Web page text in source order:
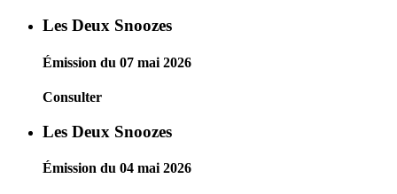
Les Deux Snoozes
Émission du 07 mai 2026
Consulter
Les Deux Snoozes
Émission du 04 mai 2026